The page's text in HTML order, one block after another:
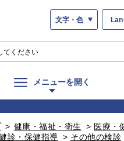
文字・色
メニューを開く
> 健康・福祉・衛生 > 医療・
診・保健指導 > その他の検診